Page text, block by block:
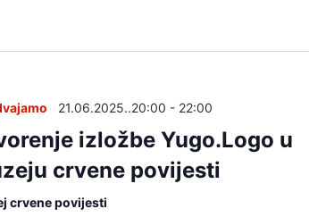
21.06.2025..20:00 - 22:00
izložbe Yugo.Logo u
crvene povijesti
crvene povijesti